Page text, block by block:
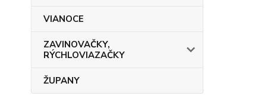
VIANOCE
ZAVINOVAČKY,
RÝCHLOVIAZAČKY
ŽUPANY